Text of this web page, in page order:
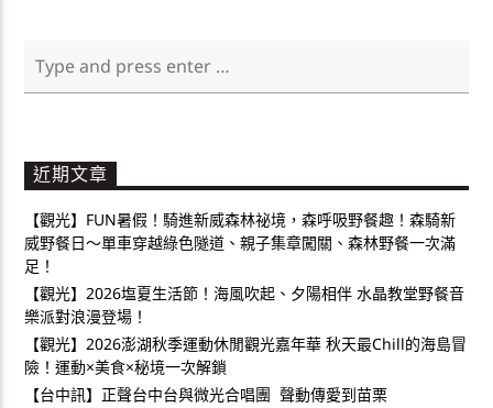
近期文章
【觀光】FUN暑假！騎進新威森林祕境，森呼吸野餐趣！森騎新
威野餐日～單車穿越綠色隧道、親子集章闖關、森林野餐一次滿
足！
【觀光】2026塩夏生活節！海風吹起、夕陽相伴 水晶教堂野餐音
樂派對浪漫登場！
【觀光】2026澎湖秋季運動休閒觀光嘉年華 秋天最Chill的海島冒
險！運動×美食×秘境一次解鎖
【台中訊】正聲台中台與微光合唱團 聲動傳愛到苗栗